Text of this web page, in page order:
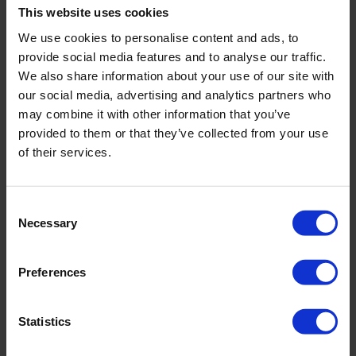
This website uses cookies
We use cookies to personalise content and ads, to
provide social media features and to analyse our traffic.
We also share information about your use of our site with
our social media, advertising and analytics partners who
may combine it with other information that you’ve
provided to them or that they’ve collected from your use
of their services.
Selection
Necessary
Preferences
Statistics
Asselborn - Luxembourg 11 sept. 2025
Asselborn
Ce que disent
clients